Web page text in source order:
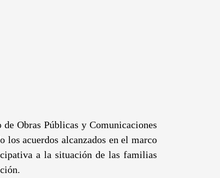
Obras Públicas y Comunicaciones
acuerdos alcanzados en el marco
a la situación de las familias